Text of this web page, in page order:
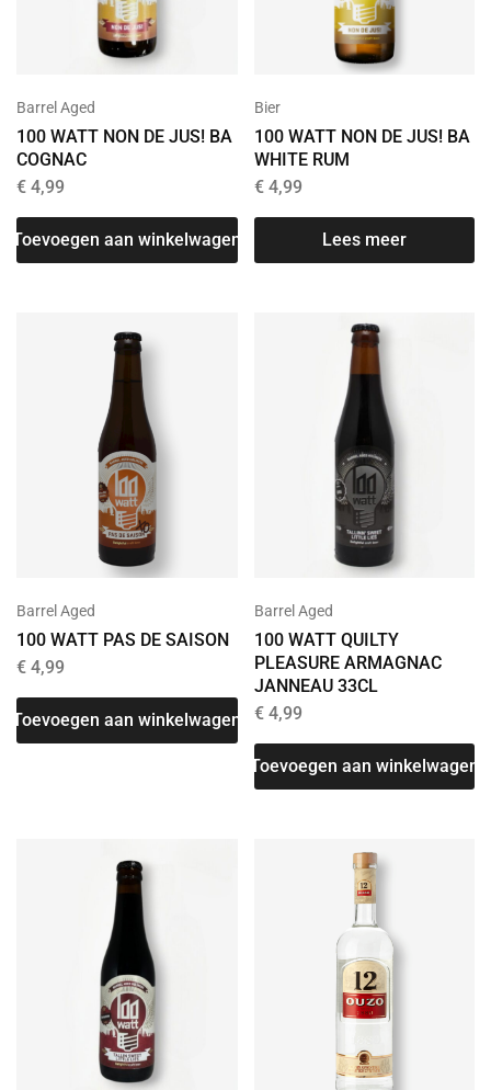
Barrel Aged
100 WATT NON DE JUS! BA
COGNAC
€ 4,99
Toevoegen aan winkelwagen
Bier
100 WATT NON DE JUS! BA
WHITE RUM
€4,99
Lees meer
Barrel Aged
100 WATT PAS DE SAISON
€ 4,99
Toevoegen aan winkelwagen
Barrel Aged
100 WATT QUILTY
PLEASURE ARMAGNAC
JANNEAU 33CL
€4,99
Toevoegen aan winkelwagen